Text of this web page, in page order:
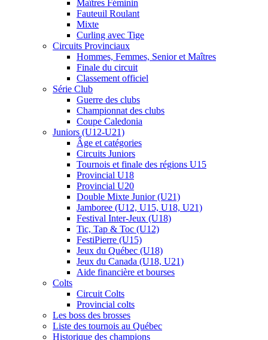
Maîtres Féminin
Fauteuil Roulant
Mixte
Curling avec Tige
Circuits Provinciaux
Hommes, Femmes, Senior et Maîtres
Finale du circuit
Classement officiel
Série Club
Guerre des clubs
Championnat des clubs
Coupe Caledonia
Juniors (U12-U21)
Âge et catégories
Circuits Juniors
Tournois et finale des régions U15
Provincial U18
Provincial U20
Double Mixte Junior (U21)
Jamboree (U12, U15, U18, U21)
Festival Inter-Jeux (U18)
Tic, Tap & Toc (U12)
FestiPierre (U15)
Jeux du Québec (U18)
Jeux du Canada (U18, U21)
Aide financière et bourses
Colts
Circuit Colts
Provincial colts
Les boss des brosses
Liste des tournois au Québec
Historique des champions